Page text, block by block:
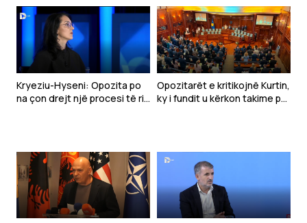
Kryeziu-Hyseni: Opozita po
na çon drejt një procesi të ri
Opozitarët e kritikojnë Kurtin,
ky i fundit u kërkon takime për